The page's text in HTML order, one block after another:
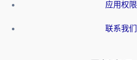
应用权限
联系我们